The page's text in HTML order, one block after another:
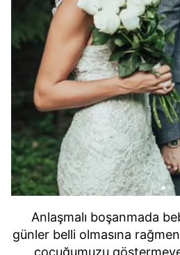
Anlaşmalı boşanmada
günler belli olmasına
çocuğumuzu